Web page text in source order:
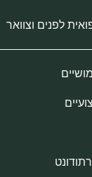
לפנים וצוואר